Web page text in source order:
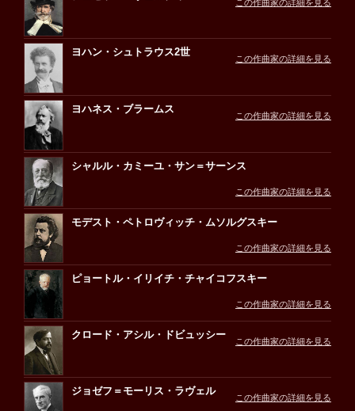
この作曲家の詳細を見る
ヨハン・シュトラウス2世
この作曲家の詳細を見る
ヨハネス・ブラームス
この作曲家の詳細を見る
シャルル・カミーユ・サン＝サーンス
この作曲家の詳細を見る
モデスト・ペトロヴィッチ・ムソルグスキー
この作曲家の詳細を見る
ピョートル・イリイチ・チャイコフスキー
この作曲家の詳細を見る
クロード・アシル・ドビュッシー
この作曲家の詳細を見る
ジョゼフ＝モーリス・ラヴェル
この作曲家の詳細を見る